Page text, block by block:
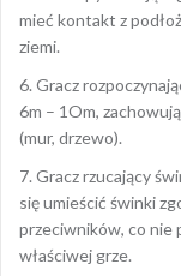
mieć kontakt z
ziemi.
6. Gracz
6m – 1Om,
(mur, drzewo).
7. Gracz rzucający
się umieścić świnki
przeciwników, co nie
właściwej grze.